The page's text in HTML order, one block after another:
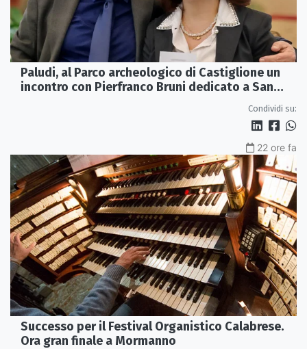
Paludi, al Parco archeologico di Castiglione un
incontro con Pierfranco Bruni dedicato a San
Condividi su:
22 ore fa
Successo per il Festival Organistico Calabrese.
Ora gran finale a Mormanno